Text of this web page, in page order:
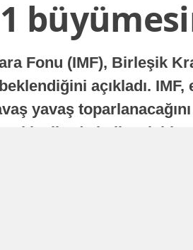
Fonu (IMF), Birleşik
açıkladı.
yavaş
yıllarda istikrarlı